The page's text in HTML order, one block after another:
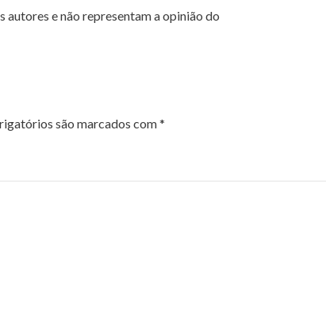
autores e não representam a opinião do
são marcados com*